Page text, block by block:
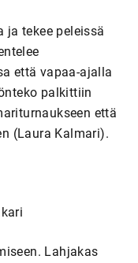
ja tekee peleissä
että vapaa-ajalla
palkittiin
että
(Laura Kalmari).
Lahjakas